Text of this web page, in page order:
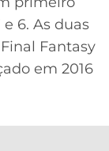
6. As duas
Fantasy
em 2016